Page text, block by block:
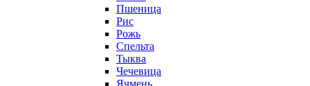
Пшеница
Рис
Рожь
Спельта
Тыква
Чечевица
Ячмень